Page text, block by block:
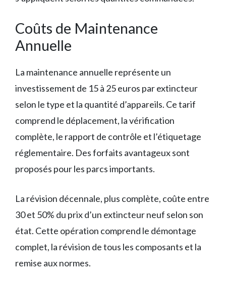
Coûts de Maintenance
Annuelle
La maintenance annuelle représente un
investissement de 15 à 25 euros par extincteur
selon le type et la quantité d’appareils. Ce tarif
comprend le déplacement, la vérification
complète, le rapport de contrôle et l’étiquetage
réglementaire. Des forfaits avantageux sont
proposés pour les parcs importants.
La révision décennale, plus complète, coûte entre
30 et 50% du prix d’un extincteur neuf selon son
état. Cette opération comprend le démontage
complet, la révision de tous les composants et la
remise aux normes.